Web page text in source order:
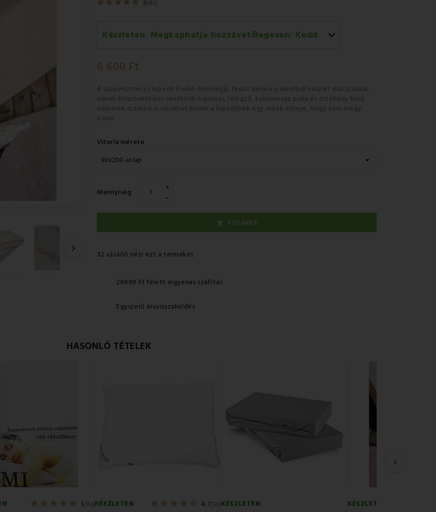

5(4x)
Készleten. Megkaphatja hozzávetőlegesen: Kedd
Szerda 12.08
6 600 Ft
A szupersztreccs lepedő kiváló minőségű, fésült deluxe pamutból készült elasztánnal,
ennek köszönhetően rendkívül rugalmas, lélegző, kellemesen puha és érzékeny bőrű
emberek számára is alkalmas. Ennek a lepedőnek egy másik előnye, hogy nem megy
össze
Vitorla mérete
Mennyiség +
-
 KOSÁRBA
32 vásárló nézi ezt a terméket
28990 Ff felett ingyenes szállítás
Egyszerű áruvisszaküldés
HASONLÓ TÉTELEK
5(8x)KÉSZLETEN 4.7(3x)KÉSZLETEN KÉSZLETEN
›